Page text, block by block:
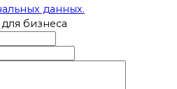
данных.
бизнеса